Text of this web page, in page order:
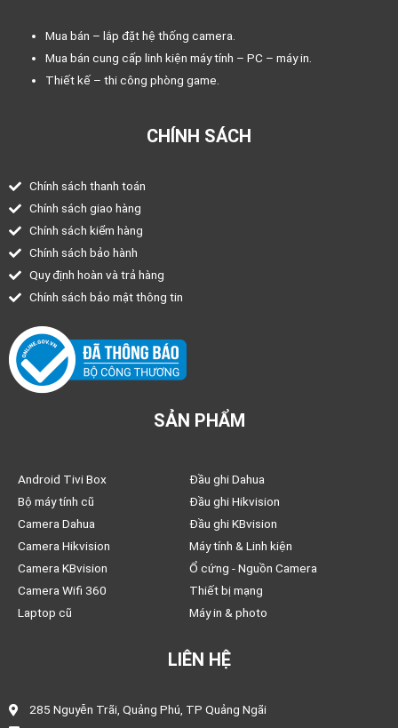
Mua bán – lắp đặt hệ thống camera.
Mua bán cung cấp linh kiện máy tính – PC – máy in.
Thiết kế – thi công phòng game.
CHÍNH SÁCH
Chính sách thanh toán
Chính sách giao hàng
Chính sách kiểm hàng
Chính sách bảo hành
Quy định hoàn và trả hàng
Chính sách bảo mật thông tin
SẢN PHẨM
Android Tivi Box
Bộ máy tính cũ
Camera Dahua
Camera Hikvision
Camera KBvision
Camera Wifi 360
Laptop cũ
Đầu ghi Dahua
Đầu ghi Hikvision
Đầu ghi KBvision
Máy tính & Linh kiện
Ổ cứng - Nguồn Camera
Thiết bị mạng
Máy in & photo
LIÊN HỆ
285 Nguyễn Trãi, Quảng Phú, TP Quảng Ngãi